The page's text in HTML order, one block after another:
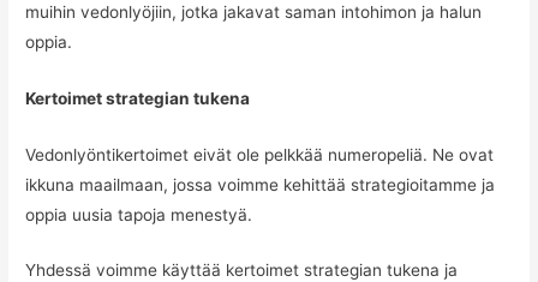
muihin vedonlyöjiin, jotka jakavat saman intohimon ja halun
oppia.
Kertoimet strategian tukena
Vedonlyöntikertoimet eivät ole pelkkää numeropeliä. Ne ovat
ikkuna maailmaan, jossa voimme kehittää strategioitamme ja
oppia uusia tapoja menestyä.
Yhdessä voimme käyttää kertoimet strategian tukena ja